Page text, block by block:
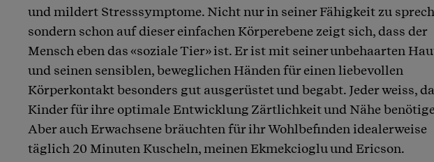
und mildert Stresssymptome. Nicht nur in seiner Fähigkeit zu
sondern schon auf dieser einfachen Körperebene zeigt sich, dass der
Mensch eben das «soziale Tier» ist. Er ist mit seiner unbehaarten
und seinen sensiblen, beweglichen Händen für einen liebevollen
Körperkontakt besonders gut ausgerüstet und begabt. Jeder weiss,
Kinder für ihre optimale Entwicklung Zärtlichkeit und Nähe
Aber auch Erwachsene bräuchten für ihr Wohlbefinden idealerweise
täglich 20 Minuten Kuscheln, meinen Ekmekcioglu und Ericson.